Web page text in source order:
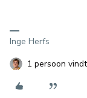
Inge Herfs
1 persoon